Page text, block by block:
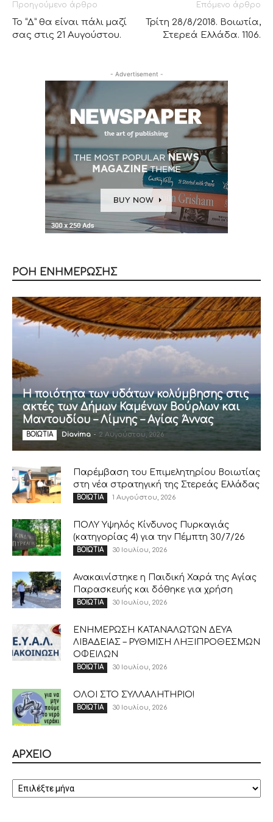
Προηγούμενο άρθρο
To “Δ” θα είναι πάλι μαζί
σας στις 21 Αυγούστου.
Επόμενο άρθρο
Τρίτη 28/8/2018. Βοιωτία,
Στερεά Ελλάδα. 1106.
- Advertisement -
ΡΟΗ ΕΝΗΜΕΡΩΣΗΣ
Η ποιότητα των υδάτων κολύμβησης στις
ακτές των Δήμων Καμένων Βούρλων και
Μαντουδίου – Λίμνης – Αγίας Άννας
ΒΟΙΩΤΙΑ Diavima - 2 Αυγούστου, 2026
Παρέμβαση του Επιμελητηρίου Βοιωτίας
στη νέα στρατηγική της Στερεάς Ελλάδας
ΒΟΙΩΤΙΑ 1 Αυγούστου, 2026
ΠΟΛΥ Υψηλός Κίνδυνος Πυρκαγιάς
(κατηγορίας 4) για την Πέμπτη 30/7/26
ΒΟΙΩΤΙΑ 30 Ιουλίου, 2026
Ανακαινίστηκε η Παιδική Χαρά της Αγίας
Παρασκευής και δόθηκε για χρήση
ΒΟΙΩΤΙΑ 30 Ιουλίου, 2026
ΕΝΗΜΕΡΩΣΗ ΚΑΤΑΝΑΛΩΤΩΝ ΔΕΥΑ
ΛΙΒΑΔΕΙΑΣ – ΡΥΘΜΙΣΗ ΛΗΞΙΠΡΟΘΕΣΜΩΝ
ΟΦΕΙΛΩΝ
ΒΟΙΩΤΙΑ 30 Ιουλίου, 2026
ΟΛΟΙ ΣΤΟ ΣΥΛΛΑΛΗΤΗΡΙΟ!
ΒΟΙΩΤΙΑ 30 Ιουλίου, 2026
ΑΡΧΕΙΟ